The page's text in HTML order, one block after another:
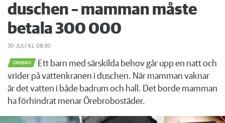
duschen – mamman måste
betala 300 000
30 JULI KL 08:30
ÖREBRO
Ett barn med särskilda behov går upp en natt och
vrider på vattenkranen i duschen. När mamman vaknar
är det vatten i både badrum och hall. Det borde mamman
ha förhindrat menar Örebrobostäder.